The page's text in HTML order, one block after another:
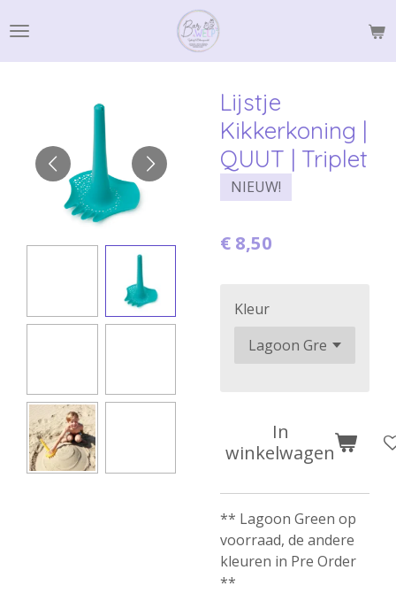
direct
naar
hoofdinhoud
Lijstje
Kikkerkoning |
QUUT | Triplet
NIEUW!
€ 8,50
Kleur
In
winkelwagen
** Lagoon Green op
voorraad, de andere
kleuren in Pre Order
**